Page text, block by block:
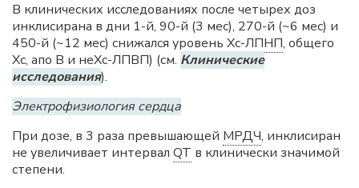
В клинических исследованиях после четырех доз
инклисирана в дни 1-й, 90-й (3 мес), 270-й (~6 мес) и
450-й (~12 мес) снижался уровень Хс-ЛПНП, общего
Хс, апо В и неХс-ЛПВП) (см. Клинические
исследования).
Электрофизиология сердца
При дозе, в 3 раза превышающей МРДЧ, инклисиран
не увеличивает интервал QT в клинически значимой
степени.